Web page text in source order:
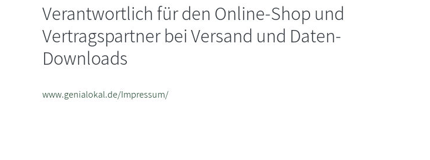
Verantwortlich für den Online-Shop und
Vertragspartner bei Versand und Daten-
Downloads
www.genialokal.de/Impressum/